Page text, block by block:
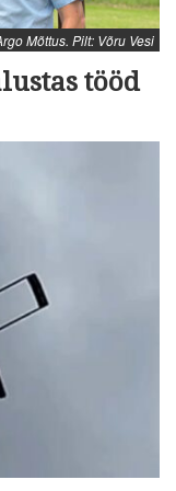
Mõttus. Pilt: Võru Vesi
tööd